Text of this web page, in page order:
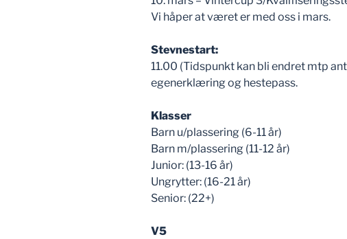
Vi håper at været er med oss i mars.
Stevnestart:
11.00 (Tidspunkt kan bli endret mtp
egenerklæring og hestepass.
Klasser
Barn u/plassering (6-11 år)
Barn m/plassering (11-12 år)
Junior: (13-16 år)
Ungrytter: (16-21 år)
Senior: (22+)
V5